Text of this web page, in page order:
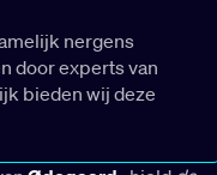
nergens
door experts van
bieden wij deze